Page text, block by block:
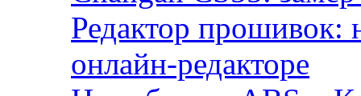
Редактор прошивок:
онлайн-редакторе